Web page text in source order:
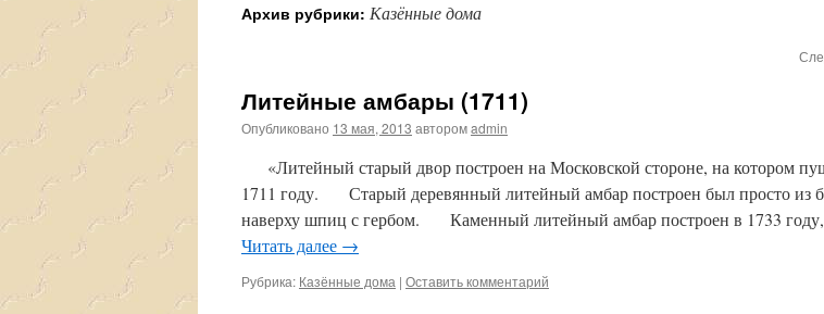
Архив рубрики: Казённые дома
Литейные амбары (1711)
Опубликовано 13 мая, 2013 авторомadmin
«Литейный старый двор построен на Московской стороне, на котором
1711 году. Старый деревянный литейный амбар построен был просто из
наверху шпиц с гербом. Каменный литейный амбар построен в 1733
Читать далее →
Рубрика: Казённые дома | Оставить комментарий